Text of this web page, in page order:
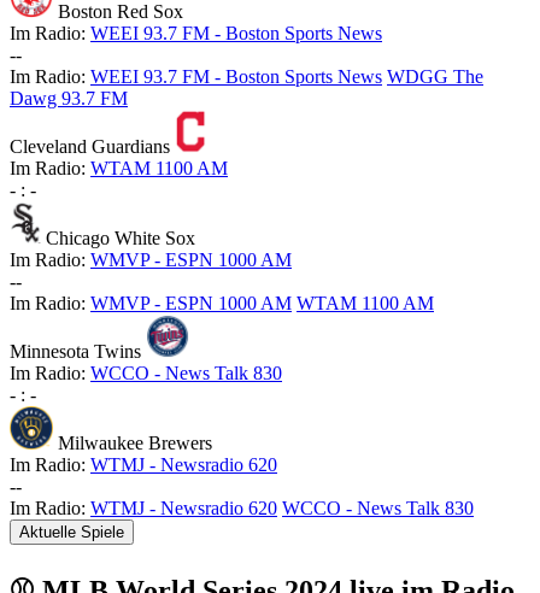
Boston Red Sox
Im Radio: WEEI 93.7 FM - Boston Sports News
--
Im Radio: WEEI 93.7 FM - Boston Sports News WDGG The
Dawg 93.7 FM
Cleveland Guardians
Im Radio: WTAM 1100 AM
- : -
Chicago White Sox
Im Radio: WMVP - ESPN 1000 AM
--
Im Radio: WMVP - ESPN 1000 AM WTAM 1100 AM
Minnesota Twins
Im Radio: WCCO - News Talk 830
- : -
Milwaukee Brewers
Im Radio: WTMJ - Newsradio 620
--
Im Radio: WTMJ - Newsradio 620 WCCO - News Talk 830
Aktuelle Spiele